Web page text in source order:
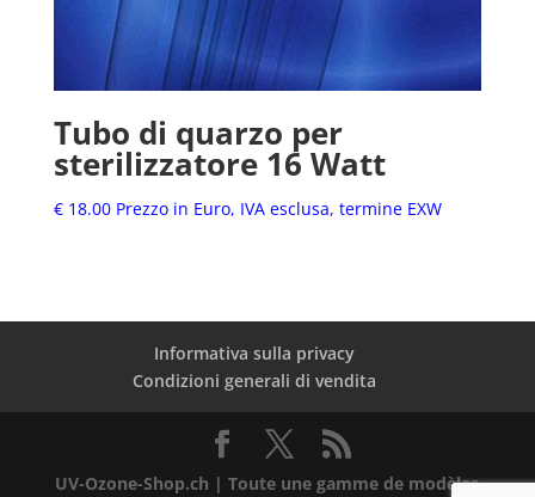
Tubo di quarzo per
sterilizzatore 16 Watt
€18.00 Prezzo in Euro, IVA esclusa, termine EXW
Informativa sulla privacy
Condizioni generali di vendita
UV-Ozone-Shop.ch | Toute une gamme de modèles